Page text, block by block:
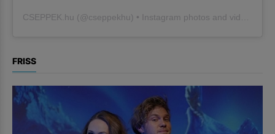
CSEPPEK.hu (@cseppekhu ) • Instagram photos and videos
FRISS